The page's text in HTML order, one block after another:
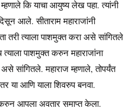
म्हणाले कि याचा आयुष्य लेख पहा. त्यांनी
आले. सीताराम महाराजांनी
त्याला पाशमुक्त करा असे सांगितले
त्याला पाशमुक्त करुन महाराजांना
सांगितले. महाराज म्हणाले, तोपर्यंत
या आणि याला शिवरुप बनवा.
करुन आपला अवतार समाप्त केला.